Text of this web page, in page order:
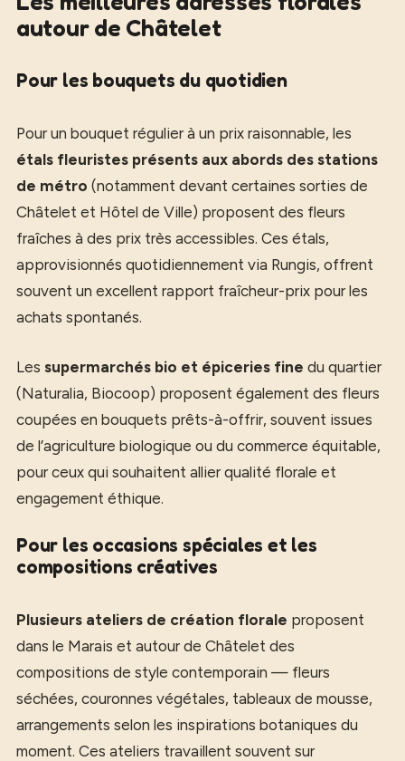
autour de Châtelet
Pour les bouquets du quotidien
Pour un bouquet régulier à un prix raisonnable, les
étals fleuristes présents aux abords des stations
de métro (notamment devant certaines sorties de
Châtelet et Hôtel de Ville) proposent des fleurs
fraîches à des prix très accessibles. Ces étals,
approvisionnés quotidiennement via Rungis, offrent
souvent un excellent rapport fraîcheur-prix pour les
achats spontanés.
Les supermarchés bio et épiceries fine du quartier
(Naturalia, Biocoop) proposent également des fleurs
coupées en bouquets prêts-à-offrir, souvent issues
de l’agriculture biologique ou du commerce équitable,
pour ceux qui souhaitent allier qualité florale et
engagement éthique.
Pour les occasions spéciales et les
compositions créatives
Plusieurs ateliers de création florale proposent
dans le Marais et autour de Châtelet des
compositions de style contemporain — fleurs
séchées, couronnes végétales, tableaux de mousse,
arrangements selon les inspirations botaniques du
moment. Ces ateliers travaillent souvent sur